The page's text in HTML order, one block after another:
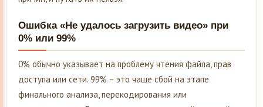
Ошибка «Не удалось загрузить видео» при
0% или 99%
0% обычно указывает на проблему чтения файла, прав
доступа или сети. 99% – это чаще сбой на этапе
финального анализа, перекодирования или